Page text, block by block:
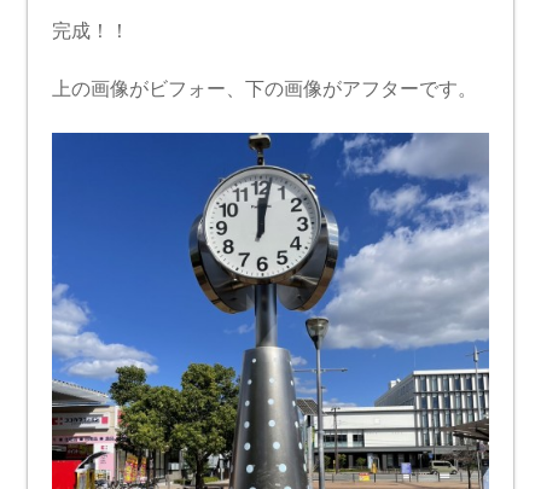
完成！！
上の画像がビフォー、下の画像がアフターです。